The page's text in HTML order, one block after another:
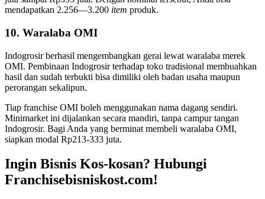
mendapatkan 2.256—3.200 item produk.
10. Waralaba OMI
Indogrosir berhasil mengembangkan gerai lewat waralaba merek
OMI. Pembinaan Indogrosir terhadap toko tradisional membuahkan
hasil dan sudah terbukti bisa dimiliki oleh badan usaha maupun
perorangan sekalipun.
Tiap franchise OMI boleh menggunakan nama dagang sendiri.
Minimarket ini dijalankan secara mandiri, tanpa campur tangan
Indogrosir. Bagi Anda yang berminat membeli waralaba OMI,
siapkan modal Rp213-333 juta.
Ingin Bisnis Kos-kosan? Hubungi
Franchisebisniskost.com!